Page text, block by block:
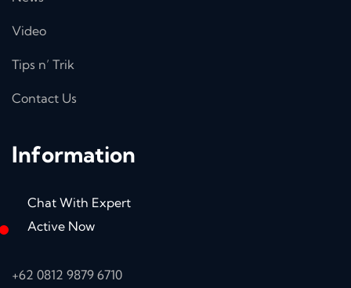
Video
Tips n’ Trik
Contact Us
Information
Chat With Expert
Active Now
+62 0812 9879 6710